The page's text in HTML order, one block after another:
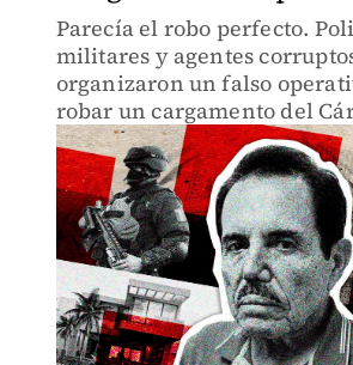
Parecía el robo perfecto.
militares y agentes
organizaron un falso
robar un cargamento del
Sinaloa en Tijuana. El golpe
venganza del ‘Mayo’